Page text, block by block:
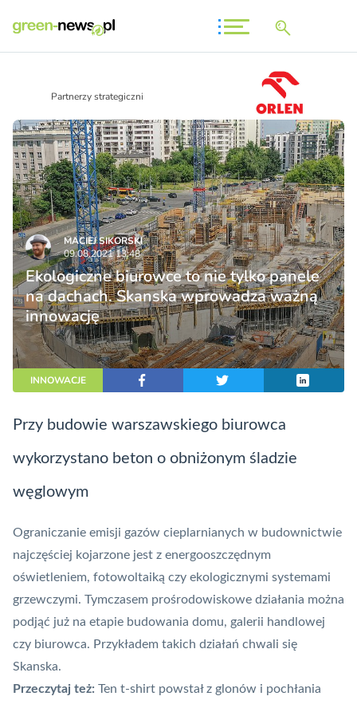
Partnerzy strategiczni
MACIEJ SIKORSKI
09.08.2021 13:48
Ekologiczne biurowce to nie tylko panele
na dachach. Skanska wprowadza ważną
innowację
INNOWACJE
Przy budowie warszawskiego biurowca
wykorzystano beton o obniżonym śladzie
węglowym
Ograniczanie emisji gazów cieplarnianych w budownictwie
najczęściej kojarzone jest z energooszczędnym
oświetleniem, fotowoltaiką czy ekologicznymi systemami
grzewczymi. Tymczasem prośrodowiskowe działania można
podjąć już na etapie budowania domu, galerii handlowej
czy biurowca. Przykładem takich działań chwali się
Skanska.
Przeczytaj też: Ten t-shirt powstał z glonów i pochłania